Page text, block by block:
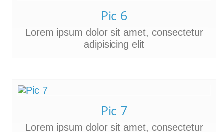
Pic 6
Lorem ipsum dolor sit amet, consectetur
adipisicing elit
Pic 7
Lorem ipsum dolor sit amet, consectetur